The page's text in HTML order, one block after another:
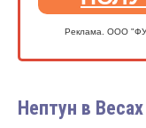
Реклама. ООО
Нептун в